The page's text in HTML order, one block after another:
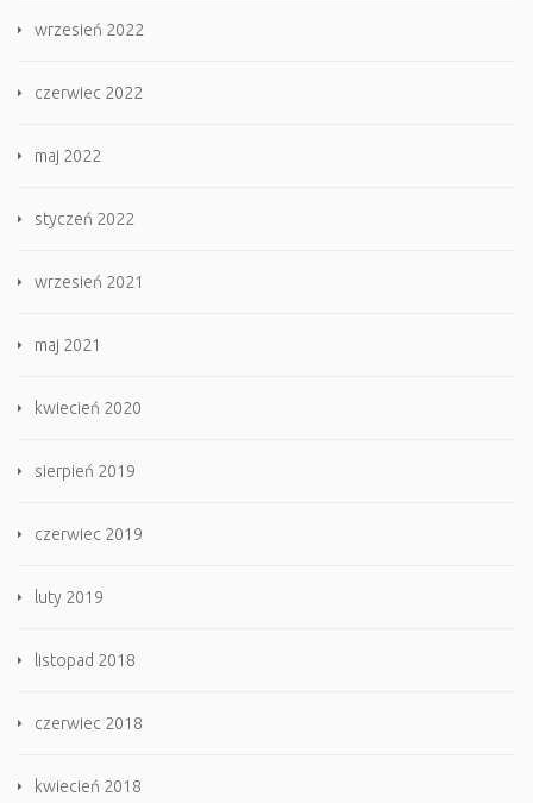
wrzesień 2022
czerwiec 2022
maj 2022
styczeń 2022
wrzesień 2021
maj 2021
kwiecień 2020
sierpień 2019
czerwiec 2019
luty 2019
listopad 2018
czerwiec 2018
kwiecień 2018